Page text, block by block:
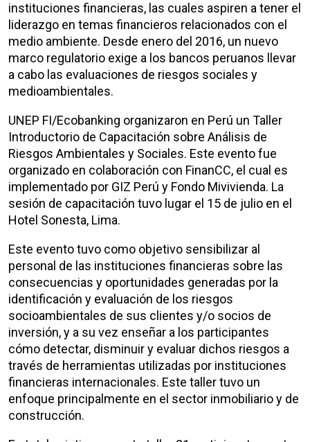
instituciones financieras, las cuales aspiren a tener el
liderazgo en temas financieros relacionados con el
medio ambiente. Desde enero del 2016, un nuevo
marco regulatorio exige a los bancos peruanos llevar
a cabo las evaluaciones de riesgos sociales y
medioambientales.
UNEP FI/Ecobanking organizaron en Perú un Taller
Introductorio de Capacitación sobre Análisis de
Riesgos Ambientales y Sociales. Este evento fue
organizado en colaboración con FinanCC, el cual es
implementado por GIZ Perú y Fondo Mivivienda. La
sesión de capacitación tuvo lugar el 15 de julio en el
Hotel Sonesta, Lima.
Este evento tuvo como objetivo sensibilizar al
personal de las instituciones financieras sobre las
consecuencias y oportunidades generadas por la
identificación y evaluación de los riesgos
socioambientales de sus clientes y/o socios de
inversión, y a su vez enseñar a los participantes
cómo detectar, disminuir y evaluar dichos riesgos a
través de herramientas utilizadas por instituciones
financieras internacionales. Este taller tuvo un
enfoque principalmente en el sector inmobiliario y de
construcción.